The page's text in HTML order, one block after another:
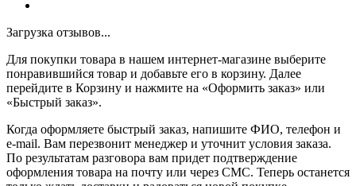
Загрузка отзывов...
Для покупки товара в нашем интернет-магазине выберите
понравившийся товар и добавьте его в корзину. Далее
перейдите в Корзину и нажмите на «Оформить заказ» или
«Быстрый заказ».
Когда оформляете быстрый заказ, напишите ФИО, телефон и
e-mail. Вам перезвонит менеджер и уточнит условия заказа.
По результатам разговора вам придет подтверждение
оформления товара на почту или через СМС. Теперь останется